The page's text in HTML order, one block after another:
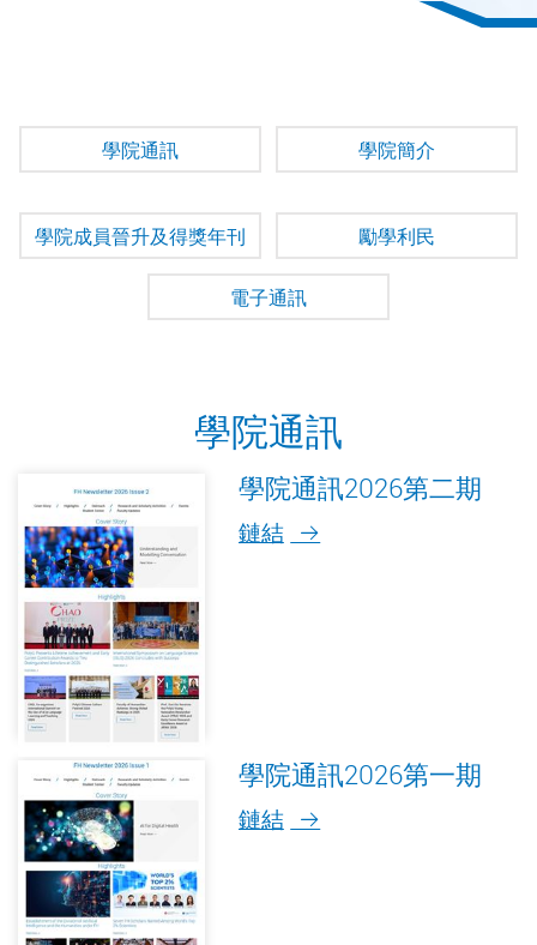
學院通訊 學院簡介
學院成員晉升及得獎年刊 勵學利民
電子通訊
學院通訊
學院通訊2026第二期
鏈結
學院通訊2026第一期
鏈結